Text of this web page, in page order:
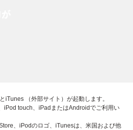
iTunes （外部サイト）が起動します。
iPod touch、iPadまたはAndroidでご利用い
、iPodのロゴ、iTunesは、米国および他